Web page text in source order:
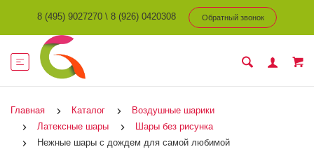
8 (495) 9027270 \ 8 (926) 0420308 Обратный звонок
Главная Каталог
Воздушные шарики
Латексные шары
Шары без рисунка
Нежные шары с дождем для самой любимой